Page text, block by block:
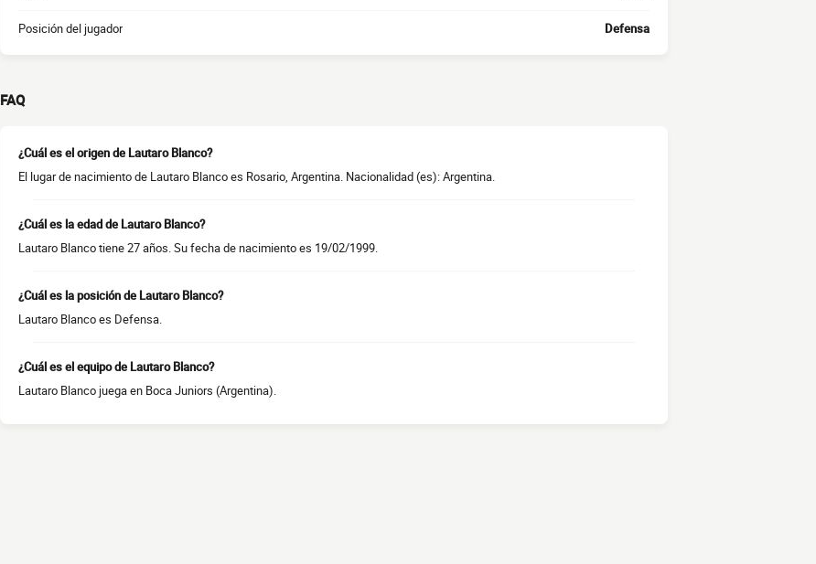
Posición del jugador Defensa
FAQ
¿Cuál es el origen de Lautaro Blanco?
El lugar de nacimiento de Lautaro Blanco es Rosario, Argentina. Nacionalidad (es): Argentina.
¿Cuál es la edad de Lautaro Blanco?
Lautaro Blanco tiene 27 años. Su fecha de nacimiento es 19/02/1999.
¿Cuál es la posición de Lautaro Blanco?
Lautaro Blanco es Defensa.
¿Cuál es el equipo de Lautaro Blanco?
Lautaro Blanco juega en Boca Juniors (Argentina).